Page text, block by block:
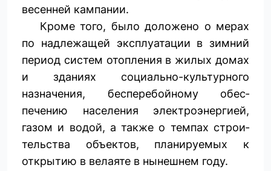
весенней кампании.
Кроме того, было доложено о мерах
по надлежащей эксплуатации в зимний
период систем отопления в жилых домах
и зданиях социально-культурного
назначения, бесперебойному обес­
печению населения электроэнергией,
газом и водой, а также о темпах строи­
тельства объектов, планируемых к
открытию в велаяте в нынешнем году.